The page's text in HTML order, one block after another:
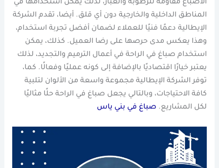
الأصباغ مقاومة للرطوبة والغبار، لذلك يمكن استخدامها في
المناطق الداخلية والخارجية دون أي قلق. أيضا، تقدم الشركة
الإيطالية دعمًا فنيًا للعملاء لضمان أفضل تجربة استخدام،
وهذا يعكس مدى حرصها على رضا العميل. كذلك، يمكن
استخدام صباغ في الراحة في أعمال الترميم والتجديد، لذلك
يعتبر خيارًا اقتصاديًا بالإضافة إلى كونه عمليًا وفعالًا. كما،
توفر الشركة الإيطالية مجموعة واسعة من الألوان لتلبية
كافة الاحتياجات، وبالتالي يجعل صباغ في الراحة حلًا مثاليًا
لكل المشاريع. صباغ في بني ياس